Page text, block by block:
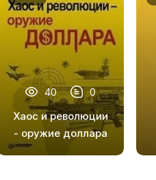
40 0
Хаос и революции
- оружие доллара